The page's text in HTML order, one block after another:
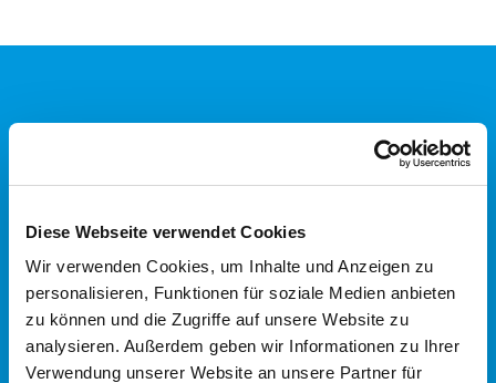
Diese Webseite verwendet Cookies
Wir verwenden Cookies, um Inhalte und Anzeigen zu
personalisieren, Funktionen für soziale Medien anbieten
zu können und die Zugriffe auf unsere Website zu
analysieren. Außerdem geben wir Informationen zu Ihrer
Verwendung unserer Website an unsere Partner für
SIE DIE